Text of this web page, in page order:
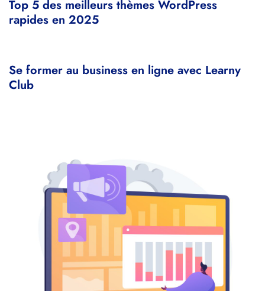
Top 5 des meilleurs thèmes WordPress
rapides en 2025
Se former au business en ligne avec Learny
Club